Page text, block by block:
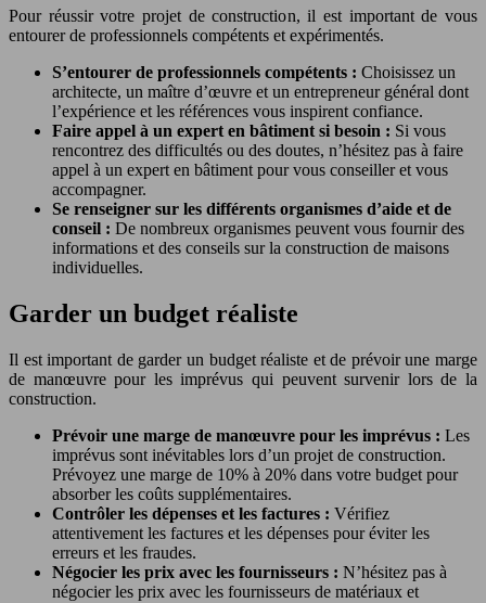
Pour réussir votre projet de construction, il est important de vous
entourer de professionnels compétents et expérimentés.
S’entourer de professionnels compétents : Choisissez un
architecte, un maître d’œuvre et un entrepreneur général dont
l’expérience et les références vous inspirent confiance.
Faire appel à un expert en bâtiment si besoin : Si vous
rencontrez des difficultés ou des doutes, n’hésitez pas à faire
appel à un expert en bâtiment pour vous conseiller et vous
accompagner.
Se renseigner sur les différents organismes d’aide et de
conseil : De nombreux organismes peuvent vous fournir des
informations et des conseils sur la construction de maisons
individuelles.
Garder un budget réaliste
Il est important de garder un budget réaliste et de prévoir une marge
de manœuvre pour les imprévus qui peuvent survenir lors de la
construction.
Prévoir une marge de manœuvre pour les imprévus : Les
imprévus sont inévitables lors d’un projet de construction.
Prévoyez une marge de 10% à 20% dans votre budget pour
absorber les coûts supplémentaires.
Contrôler les dépenses et les factures : Vérifiez
attentivement les factures et les dépenses pour éviter les
erreurs et les fraudes.
Négocier les prix avec les fournisseurs : N’hésitez pas à
négocier les prix avec les fournisseurs de matériaux et